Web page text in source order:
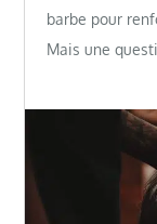
barbe pour
Mais une